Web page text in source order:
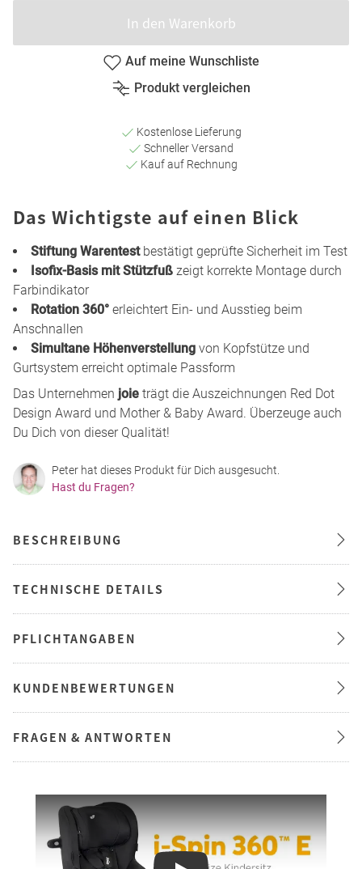
In den Warenkorb
Auf meine Wunschliste
Produkt vergleichen
Kostenlose Lieferung
Schneller Versand
Kauf auf Rechnung
Das Wichtigste auf einen Blick
Stiftung Warentestbestätigt geprüfte Sicherheit im Test
Isofix-Basis mit Stützfuß zeigt korrekte Montage durch
Farbindikator
Rotation 360° erleichtert Ein- und Ausstieg beim
Anschnallen
Simultane Höhenverstellung von Kopfstütze und
Gurtsystem erreicht optimale Passform
Das Unternehmen joie trägt die Auszeichnungen Red Dot
Design Award und Mother & Baby Award. Überzeuge auch
Du Dich von dieser Qualität!
Peter hat dieses Produkt für Dich ausgesucht.
Hast du Fragen?
BESCHREIBUNG
TECHNISCHE DETAILS
PFLICHTANGABEN
KUNDENBEWERTUNGEN
FRAGEN & ANTWORTEN